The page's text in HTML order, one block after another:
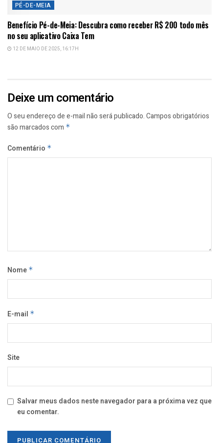
PÉ-DE-MEIA
Benefício Pé-de-Meia: Descubra como receber R$ 200 todo mês
no seu aplicativo Caixa Tem
12 DE MAIO DE 2025, 16:17H
Deixe um comentário
O seu endereço de e-mail não será publicado.Campos obrigatórios
são marcados com *
Comentário *
Nome *
E-mail *
Site
Salvar meus dados neste navegador para a próxima vez que
eu comentar.